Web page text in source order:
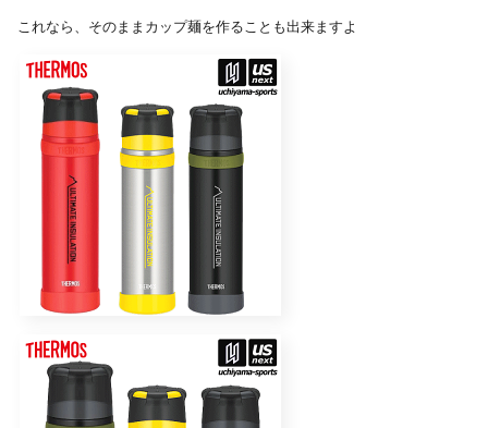
これなら、そのままカップ麺を作ることも出来ますよ